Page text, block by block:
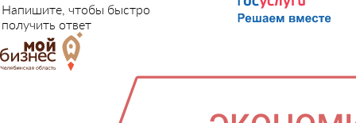
Напишите, чтобы быстро
получить ответ